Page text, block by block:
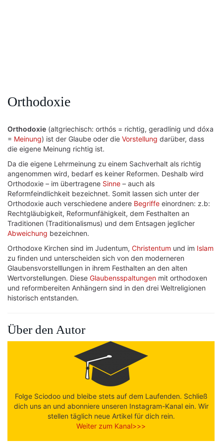
Orthodoxie
Orthodoxie (altgriechisch: orthós = richtig, geradlinig und dóxa
= Meinung) ist der Glaube oder die Vorstellung darüber, dass
die eigene Meinung richtig ist.
Da die eigene Lehrmeinung zu einem Sachverhalt als richtig
angenommen wird, bedarf es keiner Reformen. Deshalb wird
Orthodoxie – im übertragene Sinne – auch als
Reformfeindlichkeit bezeichnet. Somit lassen sich unter der
Orthodoxie auch verschiedene andere Begriffe einordnen: z.b:
Rechtgläubigkeit, Reformunfähigkeit, dem Festhalten an
Traditionen (Traditionalismus) und dem Entsagen jeglicher
Abweichung bezeichnen.
Orthodoxe Kirchen sind im Judentum, Christentum und im Islam
zu finden und unterscheiden sich von den moderneren
Glaubensvorstelllungen in ihrem Festhalten an den alten
Wertvorstellungen. Diese Glaubensspaltungen mit orthodoxen
und reformbereiten Anhängern sind in den drei Weltreligionen
historisch entstanden.
Über den Autor
Folge Sciodoo und bleibe stets auf dem Laufenden. Schließ
dich uns an und abonniere unseren Instagram-Kanal ein. Wir
stellen täglich neue Artikel für dich rein.
Weiter zum Kanal>>>